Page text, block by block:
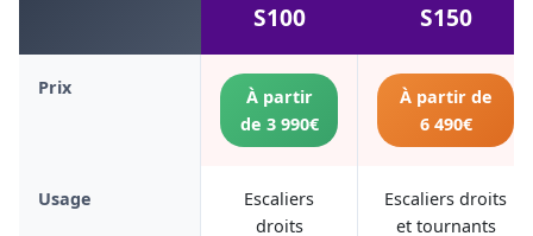
S100
S150
Prix
À partir
de 3 990€
À partir de
6 490€
Usage
Escaliers
droits
Escaliers droits
et tournants